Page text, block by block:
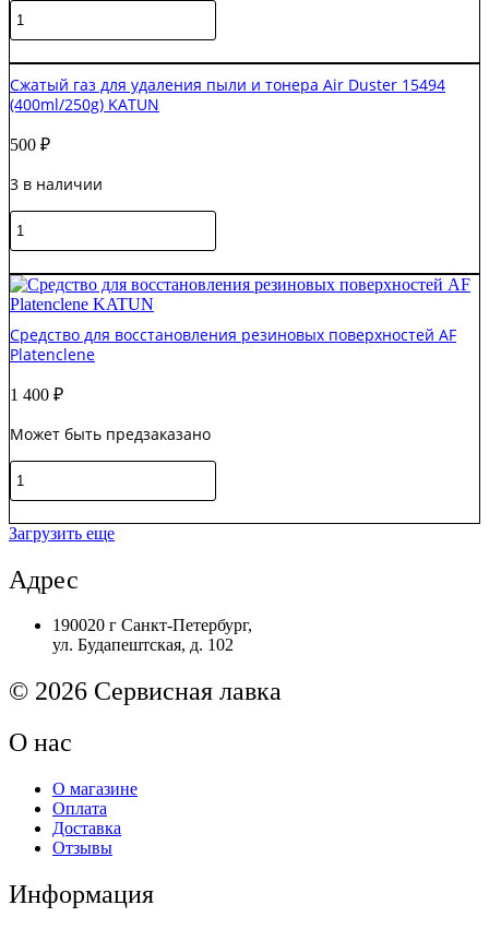
Количество
товара
чистящие
(безворсовые)
20х30см
уп)
Сжатый газ для удаления пыли и тонера Air Duster 15494
(400ml/250g) KATUN
500 ₽
3 в наличии
Количество
товара
газ
для
удаления
пыли
и
Air
15494
KATUN
Средство для восстановления резиновых поверхностей AF
Platenclene
1 400 ₽
Может быть предзаказано
Количество
товара
для
восстановления
резиновых
поверхностей
Platenclene
Загрузить еще
Адрес
190020 г Санкт-Петербург,
ул. Будапештская, д. 102
© 2026 Сервисная лавка
О нас
О магазине
Оплата
Доставка
Отзывы
Информация